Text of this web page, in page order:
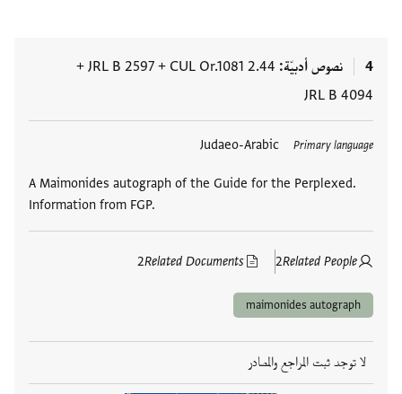
4 نصوص أدبيّة CUL Or.1081 2.44
+
JRL B 2597
+
JRL B 4094
Primary language
Judaeo-Arabic
A Maimonides autograph of the Guide for the Perplexed.
Information from FGP.
Related People
2
Related Documents
2
العلامات
maimonides autograph
لا توجد ثبت المراجع والمصادر